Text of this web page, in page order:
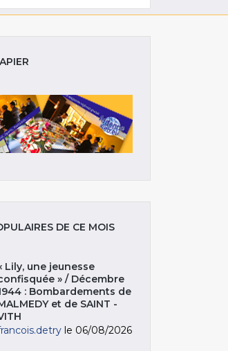
DE CE MOIS
Lily, une jeunesse
» / Décembre
: Bombardements de
et de SAINT -
le 06/08/2026